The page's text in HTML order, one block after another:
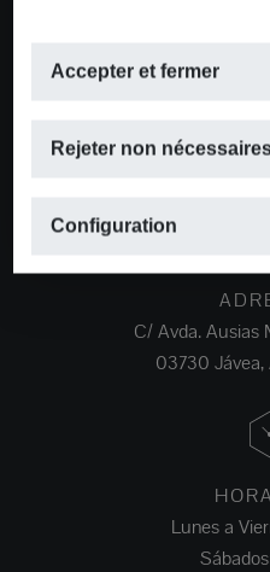
Accepter et fermer
Rejeter non
Configuration
C/ Avda. Ausias
03730 Jávea,
Lunes a